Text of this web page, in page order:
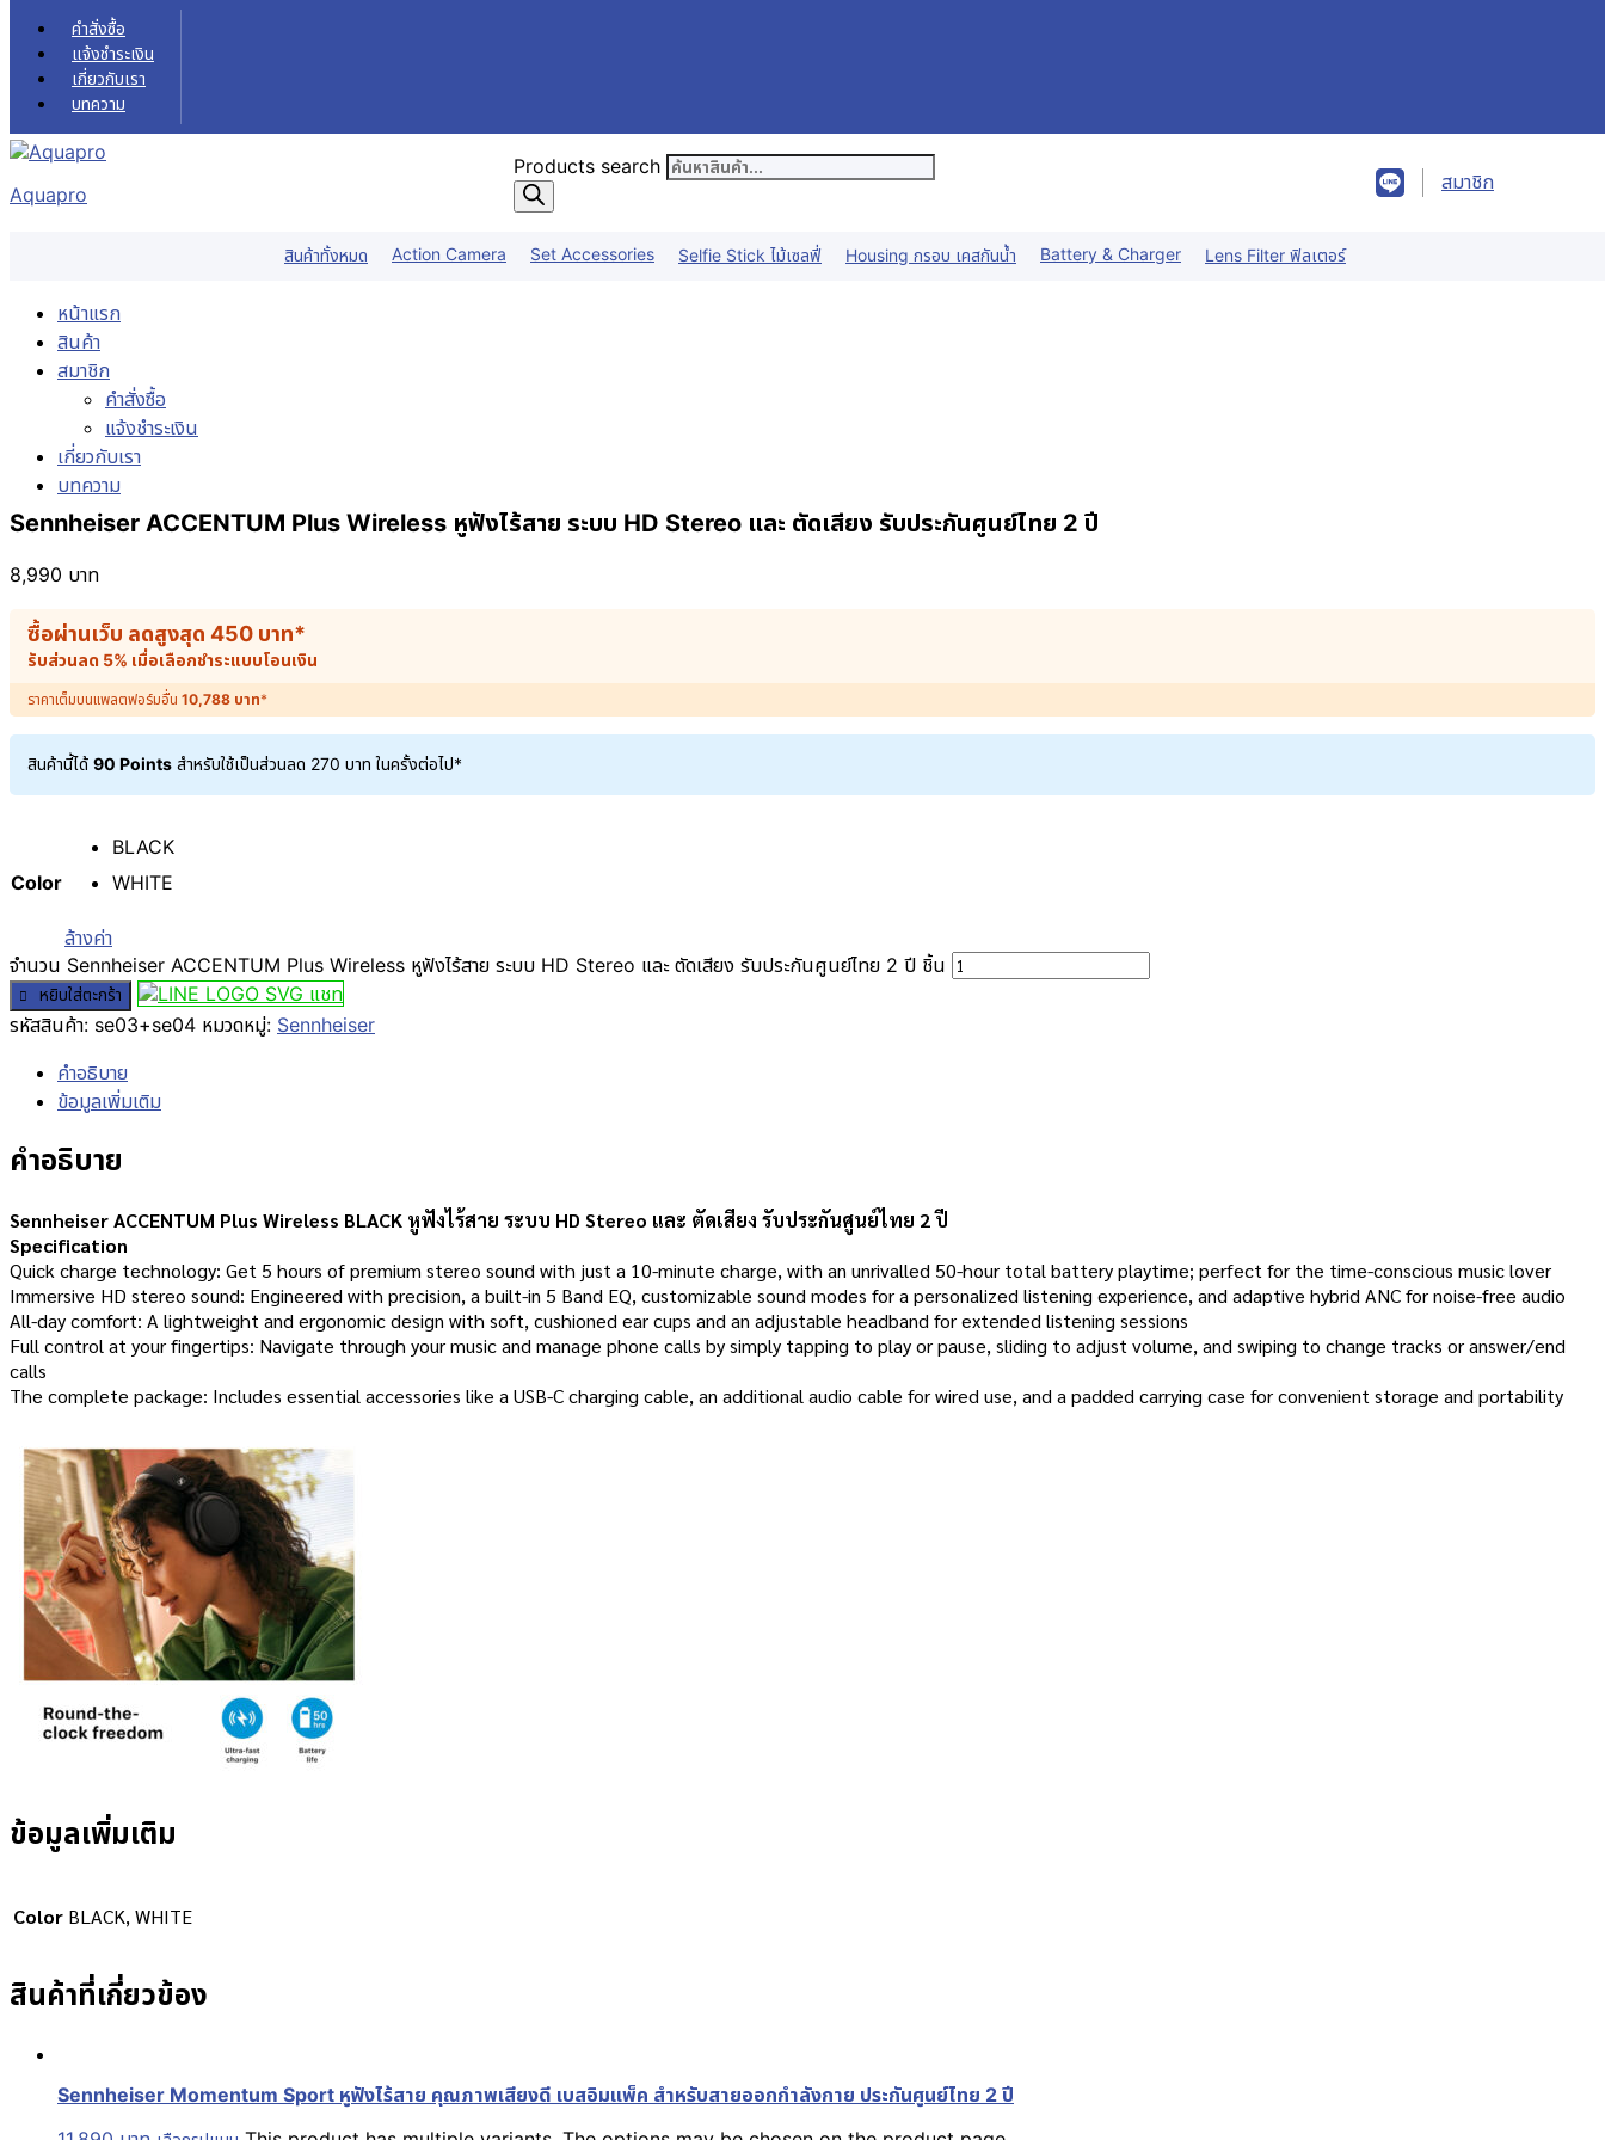
Skip to content
คำสั่งซื้อ
แจ้งชำระเงิน
เกี่ยวกับเรา
บทความ
Aquapro
Products search
สมาชิก
สินค้าทั้งหมด Action Camera Set Accessories Selfie Stick ไม้เซลฟี่ Housing กรอบ เคสกันน้ำ Battery & Charger Lens Filter ฟิลเตอร์
หน้าแรก
สินค้า
สมาชิก
คำสั่งซื้อ
แจ้งชำระเงิน
เกี่ยวกับเรา
บทความ
Sennheiser ACCENTUM Plus Wireless หูฟังไร้สาย ระบบ HD Stereo และ ตัดเสียง รับประกันศูนย์ไทย 2 ปี
8,990 บาท
ซื้อผ่านเว็บ ลดสูงสุด 450 บาท*
รับส่วนลด 5% เมื่อเลือกชำระแบบโอนเงิน
ราคาเต็มบนแพลตฟอร์มอื่น 10,788 บาท*
สินค้านี้ได้ 90 Points สำหรับใช้เป็นส่วนลด 270 บาท ในครั้งต่อไป*
Color
BLACK
WHITE
ล้างค่า
จำนวน Sennheiser ACCENTUM Plus Wireless หูฟังไร้สาย ระบบ HD Stereo และ ตัดเสียง รับประกันศูนย์ไทย 2 ปี ชิ้น
หยิบใส่ตะกร้า
แชท
รหัสสินค้า: se03+se04 หมวดหมู่: Sennheiser
คำอธิบาย
ข้อมูลเพิ่มเติม
คำอธิบาย
Sennheiser ACCENTUM Plus Wireless BLACK หูฟังไร้สาย ระบบ HD Stereo และ ตัดเสียง รับประกันศูนย์ไทย 2 ปี
Specification
Quick charge technology: Get 5 hours of premium stereo sound with just a 10-minute charge, with an unrivalled 50-hour total battery playtime; perfect for the time-conscious music lover
Immersive HD stereo sound: Engineered with precision, a built-in 5 Band EQ, customizable sound modes for a personalized listening experience, and adaptive hybrid ANC for noise-free audio
All-day comfort: A lightweight and ergonomic design with soft, cushioned ear cups and an adjustable headband for extended listening sessions
Full control at your fingertips: Navigate through your music and manage phone calls by simply tapping to play or pause, sliding to adjust volume, and swiping to change tracks or answer/end
calls
The complete package: Includes essential accessories like a USB-C charging cable, an additional audio cable for wired use, and a padded carrying case for convenient storage and portability
ข้อมูลเพิ่มเติม
Color BLACK, WHITE
สินค้าที่เกี่ยวข้อง
Sennheiser Momentum Sport หูฟังไร้สาย คุณภาพเสียงดี เบสอิมแพ็ค สำหรับสายออกกำลังกาย ประกันศูนย์ไทย 2 ปี